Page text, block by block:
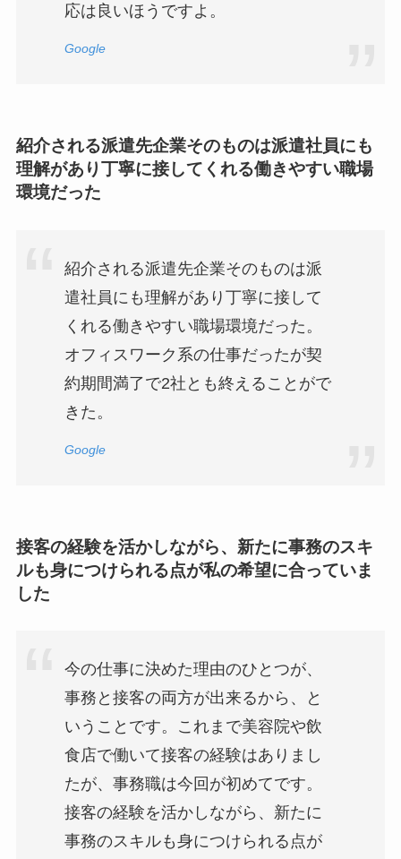
応は良いほうですよ。
Google
紹介される派遣先企業そのものは派遣社員にも
理解があり丁寧に接してくれる働きやすい職場
環境だった
紹介される派遣先企業そのものは派
遣社員にも理解があり丁寧に接して
くれる働きやすい職場環境だった。
オフィスワーク系の仕事だったが契
約期間満了で2社とも終えることがで
きた。
Google
接客の経験を活かしながら、新たに事務のスキ
ルも身につけられる点が私の希望に合っていま
した
今の仕事に決めた理由のひとつが、
事務と接客の両方が出来るから、と
いうことです。これまで美容院や飲
食店で働いて接客の経験はありまし
たが、事務職は今回が初めてです。
接客の経験を活かしながら、新たに
事務のスキルも身につけられる点が